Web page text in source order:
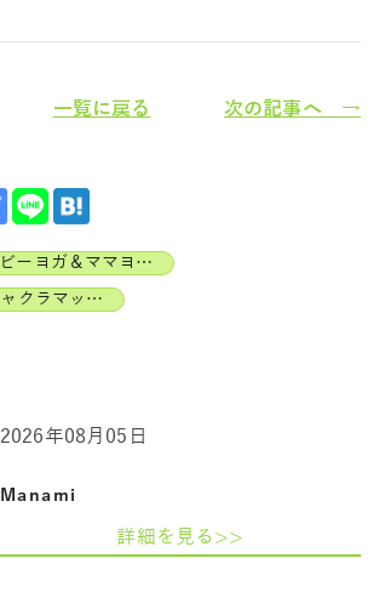
一覧に戻る 次の記事へ →
JAHA認定ベビーヨガ＆ママヨガインストラクター
JAHA認定ベビーチャクラマッサージインストラクター
Manami
2026年08月05日
詳細を見る>>